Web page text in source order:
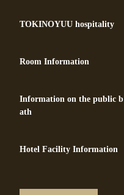
TOKINOYUU hospitality
Room Information
Information on the public b
ath
Hotel Facility Information